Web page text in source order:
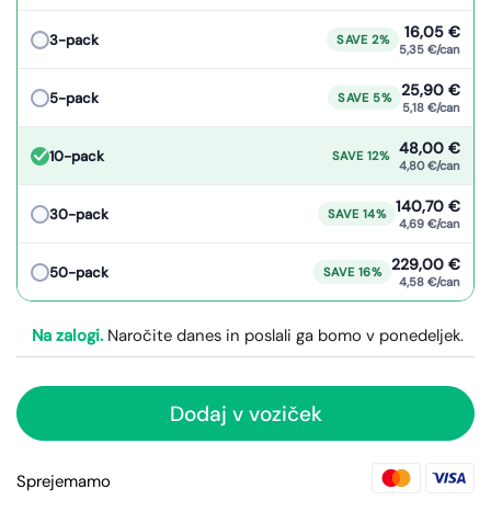
3-pack SAVE 2% 16,05 €
5,35 €/can
5-pack SAVE 5% 25,90 €
5,18 €/can
10-pack SAVE 12% 48,00 €
4,80 €/can
30-pack SAVE 14% 140,70 €
4,69 €/can
50-pack SAVE 16% 229,00 €
4,58 €/can
Na zalogi. Naročite danes in poslali ga bomo v ponedeljek.
Dodaj v voziček
Sprejemamo